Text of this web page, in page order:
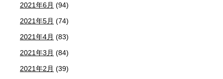
2021年6月 (94)
2021年5月 (74)
2021年4月 (83)
2021年3月 (84)
2021年2月 (39)